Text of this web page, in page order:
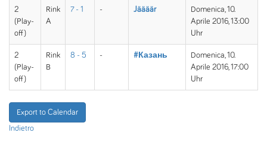
2
(Play-
off)
Rink
A
7 - 1 - Jäääär
Domenica, 10.
Aprile 2016, 13:00
Uhr
2
(Play-
off)
Rink
B
8 - 5 - #Казань
Domenica, 10.
Aprile 2016, 17:00
Uhr
Export to Calendar
Indietro